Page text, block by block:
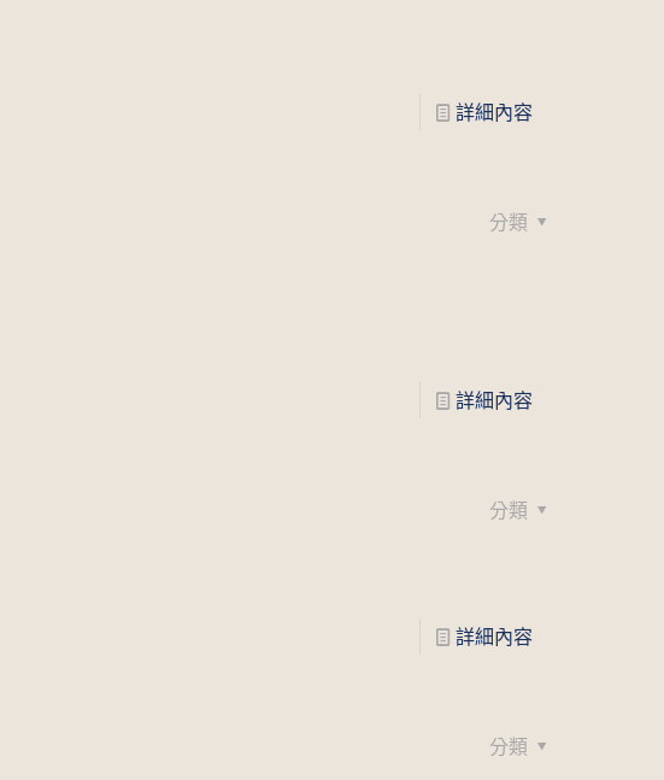
詳細內容
分類
詳細內容
分類
詳細內容
分類